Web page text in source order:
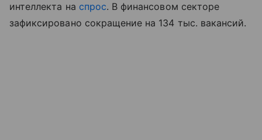
интеллекта на спрос. В финансовом секторе
зафиксировано сокращение на 134 тыс. вакансий.